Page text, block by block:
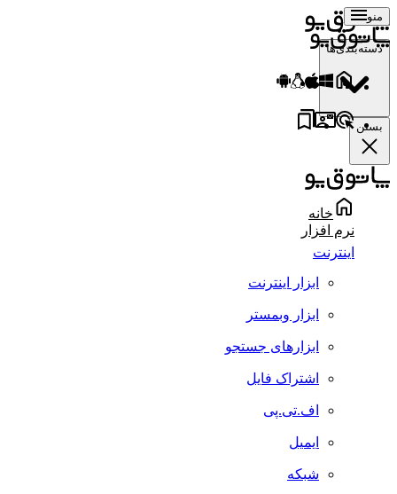
منو
دسته‌بندی‌ها
بستن
خانه
نرم افزار
اینترنت
ابزار اینترنت
ابزار وبمستر
ابزارهای جستجو
اشتراک فایل
اف.تی.پی
ایمیل
شبکه